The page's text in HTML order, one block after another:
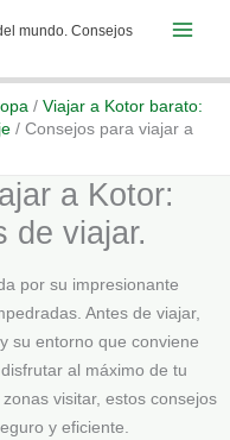
mundo. Consejos
/ Viajar a Kotor barato:
/ Consejos para viajar a
a Kotor:
de viajar.
por su impresionante
Antes de viajar,
su entorno que conviene
al máximo de tu
visitar, estos consejos
y eficiente.